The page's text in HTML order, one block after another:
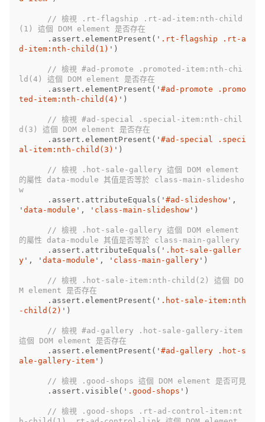
// 檢視 .rt-flagship .rt-ad-item:nth-child
(1) 這個 DOM element 是否存在
. assert . elementPresent ( ' .rt-flagship .rt-a
d-item:nth-child(1) ' )
// 檢視 #ad-promote .promoted-item:nth-chi
ld(4) 這個 DOM element 是否存在
. assert . elementPresent ( ' #ad-promote .promo
ted-item:nth-child(4) ' )
// 檢視 #ad-special .special-item:nth-chil
d(3) 這個 DOM element 是否存在
. assert . elementPresent ( ' #ad-special .speci
al-item:nth-child(3) ' )
// 檢視 .hot-sale-gallery 這個 DOM element
的屬性 data-module 其值是否等於 class-main-slidesho
w
. assert . attributeEquals ( ' #ad-slideshow ' ,
' data-module ' , ' class-main-slideshow ' )
// 檢視 .hot-sale-gallery 這個 DOM element
的屬性 data-module 其值是否等於 class-main-gallery
. assert . attributeEquals ( ' .hot-sale-galler
y ' , ' data-module ' , ' class-main-gallery ' )
// 檢視 .hot-sale-item:nth-child(2) 這個 DO
M element 是否存在
. assert . elementPresent ( ' .hot-sale-item:nth
-child(2) ' )
// 檢視 #ad-gallery .hot-sale-gallery-item
這個 DOM element 是否存在
. assert . elementPresent ( ' #ad-gallery .hot-s
ale-gallery-item ' )
// 檢視 .good-shops 這個 DOM element 是否可見
. assert . visible ( ' .good-shops ' )
// 檢視 .good-shops .rt-ad-control-item:nt